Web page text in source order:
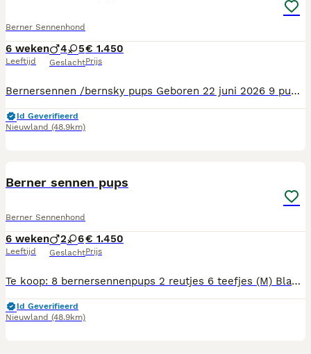
Berner Sennenhond
6 weken
Leeftijd
4 5
Geslacht
€ 1.450
Prijs
Bernersennen /bernsky pups Geboren 22 juni 2026 9 pups (M)Xavi, Rex, Dax en Nox (V)Roxy, Pixie, xira, Trix en Lux. Maandag 22 juni is mama Laika bevallen van 9 pups. Laika is kruizing Husky/bernersennen En heeft 2 blauwe ogen. Pups zijn 1/4 husky. Dus pups met blauwe ogen zijn zeker mogelijk. Laika is lief, aanhankelijk en erg zorgzaam. Dochter Ibiza uit eerder nest (2023) woont ook nog bij ons en is 23 juni ook bevallen: van 8 pups. Pups groeien op in gezin met 3 grote kinderen en 2 andere honden en lopen zo veel mogelijk vrij op ons erf. Vader is Pjotter vom Bausenberg, 100% raszuivere Bernersennen. De pups mogen op 17 augustus het nest verlaten. Ze zijn dan volgens schema gevaccineerd, ontwormt en gechipt. Natuurlijk krijgen ze ook een paspoort. De nieuwe woning dient te beschikken over voldoende ruimte en een tuin. Appartementen en flats zijn ongeschikt voor deze pups. UBN nummer 7698594 Aanbetaling bij reservering € 450,00
Id Geverifieerd
Nieuwland (48.9km)
Berner sennen pups
Berner Sennenhond
6 weken
Leeftijd
2 6
Geslacht
€ 1.450
Prijs
Te koop: 8 bernersennenpups 2 reutjes 6 teefjes (M) Blaze, Flint (V) River, Brook, Breeze, Willow, Nova en Skye Geboren op 23 juni: Prachtige bernersennenpups met 1/8 deel Husky. Mogelijk met blauwe ogen... Moeder en oma wonen bij ons en zijn lieve aanhankelijke en zorgzame mama's. Mama Ibiza heeft 1 blauw en 1 bruin oog. Oma 2 blauwe ogen. Vader: Anton vh Perenlaantje=100% berner sennen De pups mogen 18 augustus 2026 het nest verlaten en zijn dan volgens schema ontwormt, gevaccineerd en gechipt. Uiteraard met paspoort. Groeien op in gezin met volwassen/grote kinderen en lekker vrij op ons terrein. Nieuwe huisje dient te beschikken over voldoende ruimte en een tuin. Appartement en flat zijn niet geschikt. UBN nummer 7698594 Aanbetaling bij reservering: € 450,00
Id Geverifieerd
Nieuwland (48.9km)